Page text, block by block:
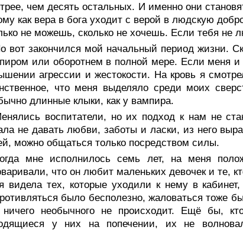
чем десять остальных. И именно они
как вера в бога уходит с верой в людскую
не можешь, сколько не хочешь. Если тебя не
вот закончился мой начальный период жизни.
или оборотнем в полной мере. Если меня и
агрессии и жестокости. На кровь я
что меня выделяло среди моих
длинные клыки, как у вампира.
воспитатели, но их подход к нам не
не давать любви, заботы и ласки, из него
можно общаться только посредством силы.
мне исполнилось семь лет, на меня
что он любит маленьких девочек и те,
видела тех, которые уходили к нему в
было бесполезно, жаловаться тоже
ничего необычного не происходит. Ещё бы,
у них на попечении, их не